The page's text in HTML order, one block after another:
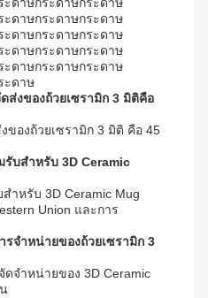
ะดาษกระดาษกระดาษ
ะดาษกระดาษกระดาษ
ะดาษกระดาษกระดาษ
ะดาษกระดาษกระดาษ
ะดาษกระดาษกระดาษ
ะดาษ
ส่งของถ้วยเซรามิก 3 มิติคือ
ของถ้วยเซรามิก 3 มิติ คือ 45
รับสําหรับ 3D Ceramic
าหรับ 3D Ceramic Mug
Union และการ
จําหน่ายของถ้วยเซรามิก 3
จําหน่ายของ 3D Ceramic